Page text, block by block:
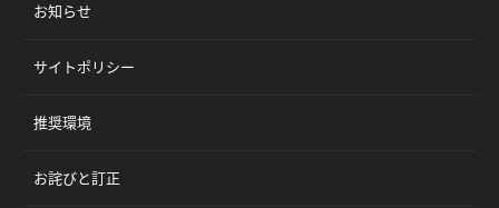
お知らせ
サイトポリシー
推奨環境
お詫びと訂正